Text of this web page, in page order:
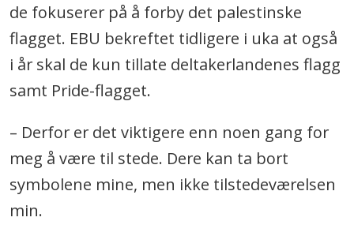
de fokuserer på å forby det palestinske
flagget. EBU bekreftet tidligere i uka at også
i år skal de kun tillate deltakerlandenes flagg
samt Pride-flagget.
– Derfor er det viktigere enn noen gang for
meg å være til stede. Dere kan ta bort
symbolene mine, men ikke tilstedeværelsen
min.